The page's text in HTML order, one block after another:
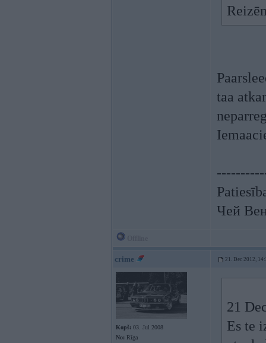
taa
Чей
crime 21. Dec 2012,
Kopš: 03. Jul 2008
No: Rīga
21
Es te